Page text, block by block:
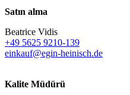
Satın alma
Beatrice Vidis
+49 5625 9210-139
einkauf@egin-heinisch.de
Kalite Müdürü